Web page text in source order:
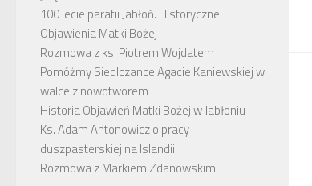
100 lecie parafii Jabłoń. Historyczne
Objawienia Matki Bożej
Rozmowa z ks. Piotrem Wojdatem
Pomóżmy Siedlczance Agacie Kaniewskiej w
walce z nowotworem
Historia Objawień Matki Bożej w Jabłoniu
Ks. Adam Antonowicz o pracy
duszpasterskiej na Islandii
Rozmowa z Markiem Zdanowskim